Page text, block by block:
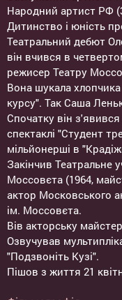
Народний артист РФ
Дитинство і юність
Театральний дебют
він вчився в
режисер Театру
Вона шукала
курсу". Так Саша
Спочатку він
спектаклі "Студент
мільйонерші в
Закінчив Театральне
Моссовєта (1964,
актор Московського
ім. Моссовєта.
Вів акторську
Озвучував
"Подзвоніть Кузі".
Пішов з життя 21